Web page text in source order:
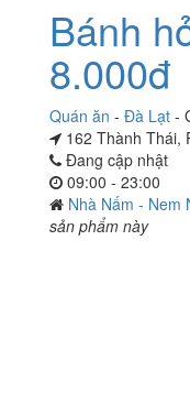
Bánh
8.000đ
Quán ăn - Đà Lạt -
162 Thành Thái,
Đang cập nhật
09:00 - 23:00
Nhà Nấm - Nem
sản phẩm này